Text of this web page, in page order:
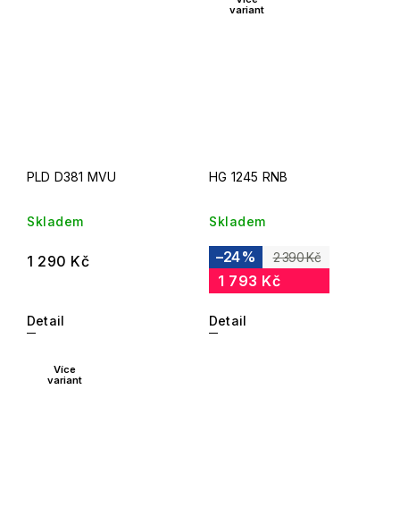
PLD D381 MVU
Skladem
1 290 Kč
Detail
variant
HG 1245 RNB
Skladem
2 390 Kč
–24 %
1 793 Kč
Detail
Více
variant